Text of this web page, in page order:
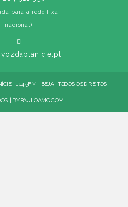
para a rede fixa
nacional)
- 104.5FM - BEJA | TODOS OS DIREITOS
| BY PAULOAMC.COM